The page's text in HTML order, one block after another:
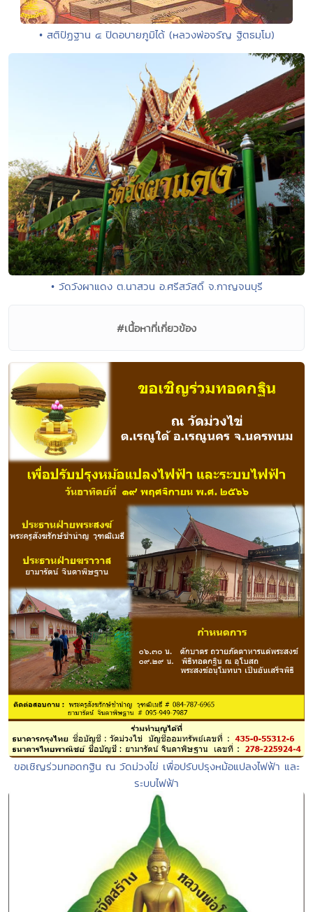
• สติปัฏฐาน ๔ ปิดอบายภูมิได้ ​(หลวงพ่อจรัญ ฐิตธมฺโม)
• วัดวังผาแดง ต.นาสวน อ.ศรีสวัสดิ์ จ.กาญจนบุรี
#เนื้อหาที่เกี่ยวข้อง
ขอเชิญร่วมทอดกฐิน ณ วัดม่วงไข่ เพื่อปรับปรุงหม้อแปลงไฟฟ้า และ
ระบบไฟฟ้า